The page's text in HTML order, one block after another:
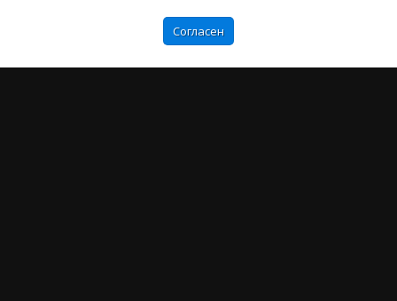
Согласен